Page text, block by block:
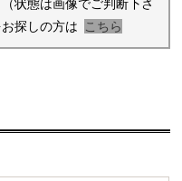
状態は画像でご判断下さ
探しの方は
こちら